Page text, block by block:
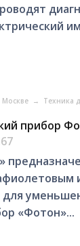
Москве → Техника
прибор
для
«Фотон»...